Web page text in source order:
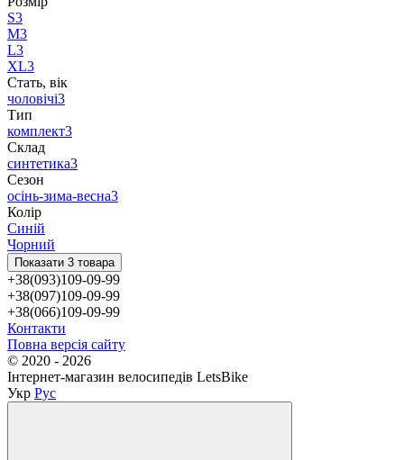
S3
M3
L3
XL3
Стать, вік
чоловічі3
Тип
комплект3
Склад
синтетика3
Сезон
осінь-зима-весна3
Колір
Синій
Чорний
Показати 3 товара
+38(093)109-09-99
+38(097)109-09-99
+38(066)109-09-99
Контакти
Повна версія сайту
© 2020 - 2026
Інтернет-магазин велосипедів LetsBike
Укр Рус